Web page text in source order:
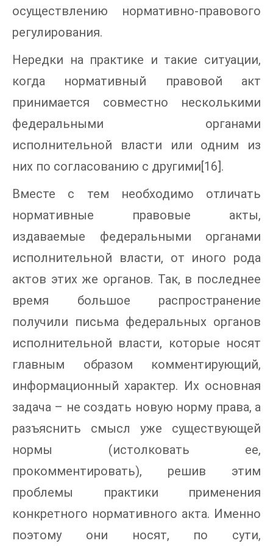
осуществлению нормативно-правового
регулирования.
Нередки на практике и такие ситуации,
когда нормативный правовой акт
принимается совместно несколькими
федеральными органами
исполнительной власти или одним из
них по согласованию с другими[16].
Вместе с тем необходимо отличать
нормативные правовые акты,
издаваемые федеральными органами
исполнительной власти, от иного рода
актов этих же органов. Так, в последнее
время большое распространение
получили письма федеральных органов
исполнительной власти, которые носят
главным образом комментирующий,
информационный характер. Их основная
задача – не создать новую норму права, а
разъяснить смысл уже существующей
нормы (истолковать ее,
прокомментировать), решив этим
проблемы практики применения
конкретного нормативного акта. Именно
поэтому они носят, по сути,